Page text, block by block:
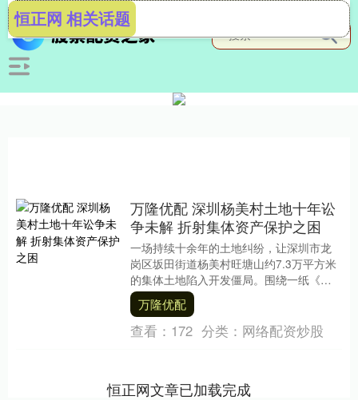
恒正网 相关话题
万隆优配 深圳杨美村土地十年讼
争未解 折射集体资产保护之困
一场持续十余年的土地纠纷，让深圳市龙
岗区坂田街道杨美村旺塘山约7.3万平方米
的集体土地陷入开发僵局。围绕一纸《合
作开发协议》产生的法律争议，历经多轮
诉讼，至今仍....
万隆优配
查看： 172 分类： 网络配资炒股
恒正网文章已加载完成